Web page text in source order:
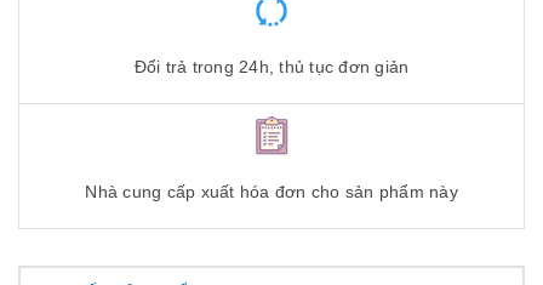
Đổi trả trong 24h, thủ tục đơn giản
Nhà cung cấp xuất hóa đơn cho sản phẩm này